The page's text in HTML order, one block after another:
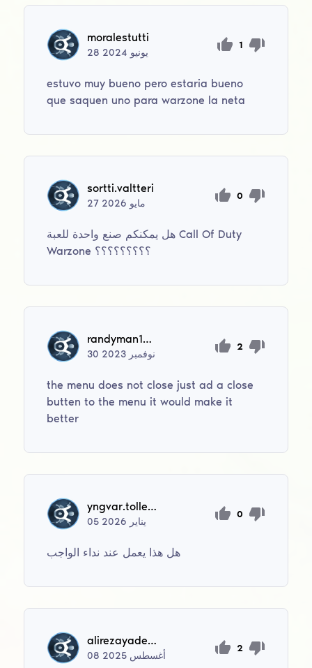
moralestutti
28 يونيو
1
estuvo muy bueno pero estaria bueno
que saquen uno para warzone la neta
sortti.valtteri
27 مايو
0
هل يمكنكم صنع واحدة للعبة Call Of Duty
Warzone ؟؟؟؟؟؟؟؟؟
randyman12311
30 نوفمبر
2
the menu does not close just ad a close
butten to the menu it would make it
better
yngvar.tollefsen
05 يناير
0
هل هذا يعمل عند نداء الواجب
alirezayadegari1388
08 أغسطس
2